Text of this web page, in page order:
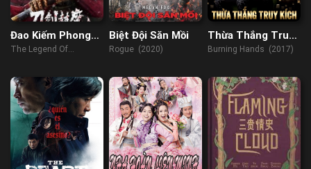
Đao Kiếm Phong
Ma
The Legend Of
(2022)
Biệt Đội Săn Mồi
Rogue (2020)
Thừa Thắng Truy
Kích
Burning Hands (2017)